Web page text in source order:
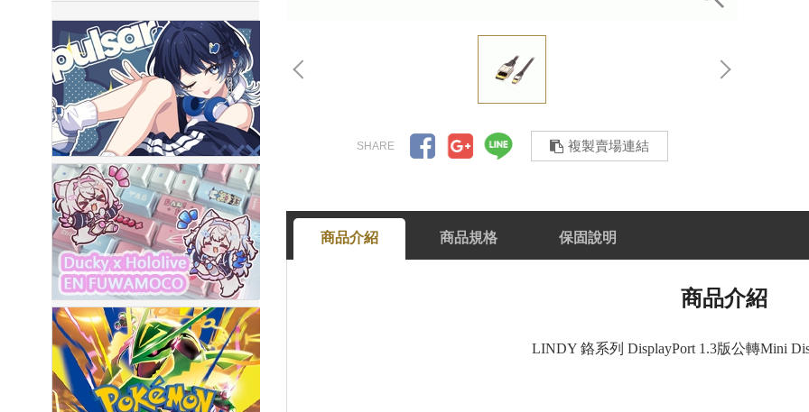
複製賣場連結
商品介紹 商品規格 保固說明
商品介紹
LINDY 鉻系列 DisplayPort 1.3版公轉Mini